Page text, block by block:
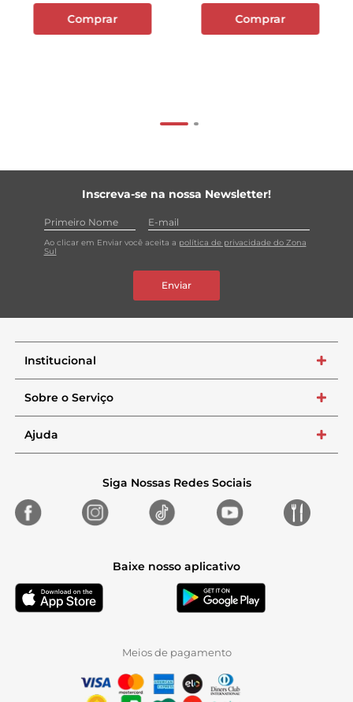
Comprar Comprar
Inscreva-se na nossa Newsletter!
Ao clicar em Enviar você aceita a política de privacidade do Zona
Sul
Enviar
Institucional +
Sobre o Serviço +
Ajuda +
Siga Nossas Redes Sociais
Baixe nosso aplicativo
Meios de pagamento